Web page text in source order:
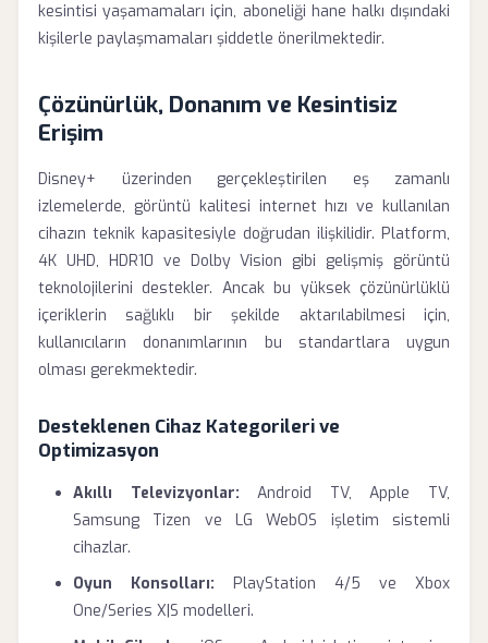
kesintisi yaşamamaları için, aboneliği hane halkı dışındaki
kişilerle paylaşmamaları şiddetle önerilmektedir.
Çözünürlük, Donanım ve Kesintisiz
Erişim
Disney+ üzerinden gerçekleştirilen eş zamanlı
izlemelerde, görüntü kalitesi internet hızı ve kullanılan
cihazın teknik kapasitesiyle doğrudan ilişkilidir. Platform,
4K UHD, HDR10 ve Dolby Vision gibi gelişmiş görüntü
teknolojilerini destekler. Ancak bu yüksek çözünürlüklü
içeriklerin sağlıklı bir şekilde aktarılabilmesi için,
kullanıcıların donanımlarının bu standartlara uygun
olması gerekmektedir.
Desteklenen Cihaz Kategorileri ve
Optimizasyon
Akıllı Televizyonlar: Android TV, Apple TV,
Samsung Tizen ve LG WebOS işletim sistemli
cihazlar.
Oyun Konsolları: PlayStation 4/5 ve Xbox
One/Series X|S modelleri.